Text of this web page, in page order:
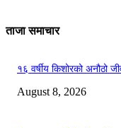
ताजा समाचार
१६ वर्षीय किशोरको अनौठो
August 8, 2026